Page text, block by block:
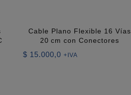
Cable Plano Flexible 16 Vías
20 cm con Conectores
$ 15.000,0 +IVA